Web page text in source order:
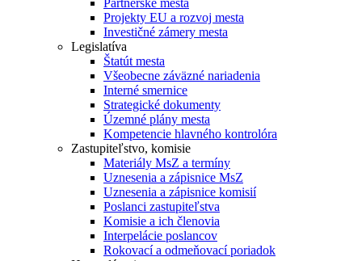
Partnerské mestá
Projekty EU a rozvoj mesta
Investičné zámery mesta
Legislatíva
Štatút mesta
Všeobecne záväzné nariadenia
Interné smernice
Strategické dokumenty
Územné plány mesta
Kompetencie hlavného kontrolóra
Zastupiteľstvo, komisie
Materiály MsZ a termíny
Uznesenia a zápisnice MsZ
Uznesenia a zápisnice komisií
Poslanci zastupiteľstva
Komisie a ich členovia
Interpelácie poslancov
Rokovací a odmeňovací poriadok